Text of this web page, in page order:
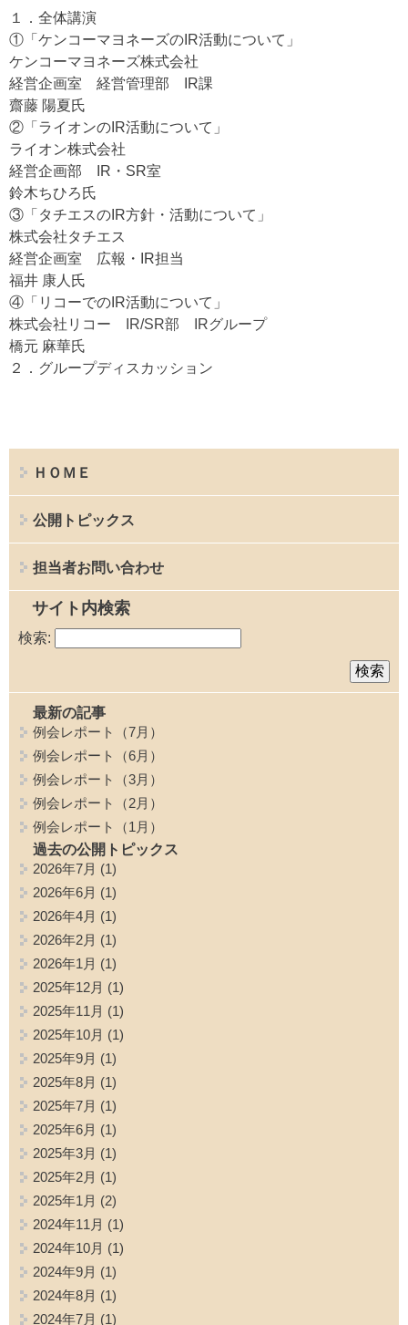
１．全体講演
①「ケンコーマヨネーズのIR活動について」
ケンコーマヨネーズ株式会社
経営企画室 経営管理部 IR課
齋藤 陽夏氏
②「ライオンのIR活動について」
ライオン株式会社
経営企画部 IR・SR室
鈴木ちひろ氏
③「タチエスのIR方針・活動について」
株式会社タチエス
経営企画室 広報・IR担当
福井 康人氏
④「リコーでのIR活動について」
株式会社リコー IR/SR部 IRグループ
橋元 麻華氏
２．グループディスカッション
ＨＯＭＥ
公開トピックス
担当者お問い合わせ
サイト内検索
検索:
最新の記事
例会レポート（7月）
例会レポート（6月）
例会レポート（3月）
例会レポート（2月）
例会レポート（1月）
過去の公開トピックス
2026年7月 (1)
2026年6月 (1)
2026年4月 (1)
2026年2月 (1)
2026年1月 (1)
2025年12月 (1)
2025年11月 (1)
2025年10月 (1)
2025年9月 (1)
2025年8月 (1)
2025年7月 (1)
2025年6月 (1)
2025年3月 (1)
2025年2月 (1)
2025年1月 (2)
2024年11月 (1)
2024年10月 (1)
2024年9月 (1)
2024年8月 (1)
2024年7月 (1)